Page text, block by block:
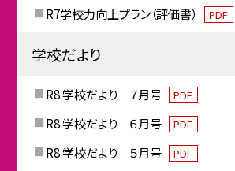
R7学校力向上プラン（評価書） PDF
学校だより
R8 学校だより ７月号 PDF
R8 学校だより ６月号 PDF
R8 学校だより ５月号 PDF